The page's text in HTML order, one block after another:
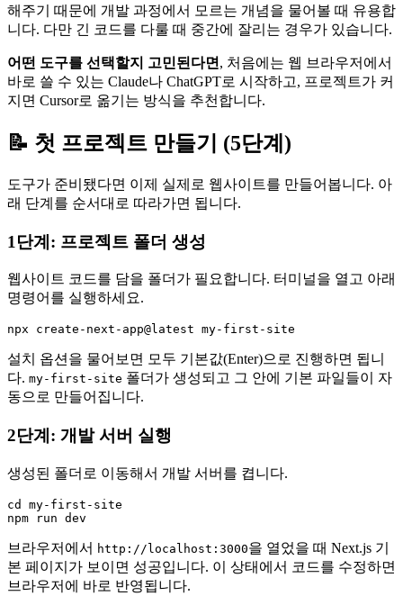
해주기 때문에 개발 과정에서 모르는 개념을 물어볼 때 유용합
니다. 다만 긴 코드를 다룰 때 중간에 잘리는 경우가 있습니다.
어떤 도구를 선택할지 고민된다면 , 처음에는 웹 브라우저에서
바로 쓸 수 있는 Claude나 ChatGPT로 시작하고, 프로젝트가 커
지면 Cursor로 옮기는 방식을 추천합니다.
📝 첫 프로젝트 만들기 (5단계)
도구가 준비됐다면 이제 실제로 웹사이트를 만들어봅니다. 아
래 단계를 순서대로 따라가면 됩니다.
1단계: 프로젝트 폴더 생성
웹사이트 코드를 담을 폴더가 필요합니다. 터미널을 열고 아래
명령어를 실행하세요.
설치 옵션을 물어보면 모두 기본값(Enter)으로 진행하면 됩니
다. my-first-site 폴더가 생성되고 그 안에 기본 파일들이 자
동으로 만들어집니다.
2단계: 개발 서버 실행
생성된 폴더로 이동해서 개발 서버를 켭니다.
cd my-first-site
브라우저에서 http://localhost:3000을 열었을 때 Next.js 기
본 페이지가 보이면 성공입니다. 이 상태에서 코드를 수정하면
브라우저에 바로 반영됩니다.